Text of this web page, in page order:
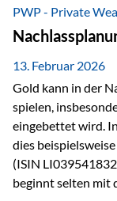
Liechtenstein eine
Euro, mit einem
Und genau an
PWP - Private
13. Februar 2026
Gold kann in der
spielen,
eingebettet wird.
dies
(ISIN
beginnt selten mit